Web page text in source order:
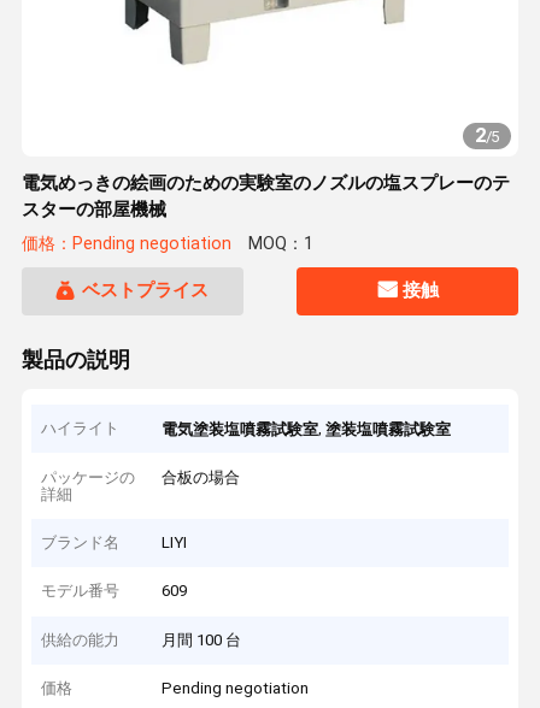
2/5
電気めっきの絵画のための実験室のノズルの塩スプレーのテ
スターの部屋機械
価格：Pending negotiation MOQ：1
ベストプライス 接触
製品の説明
ハイライト 電気塗装塩噴霧試験室,塗装塩噴霧試験室
パッケージの
詳細
合板の場合
ブランド名 LIYI
モデル番号 609
供給の能力 月間 100 台
価格 Pending negotiation